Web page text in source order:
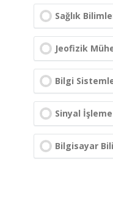
Sağlık
Jeofizik
Bilgi
Sinyal İşleme
Bilgisayar